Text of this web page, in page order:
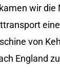
wir die
von
England